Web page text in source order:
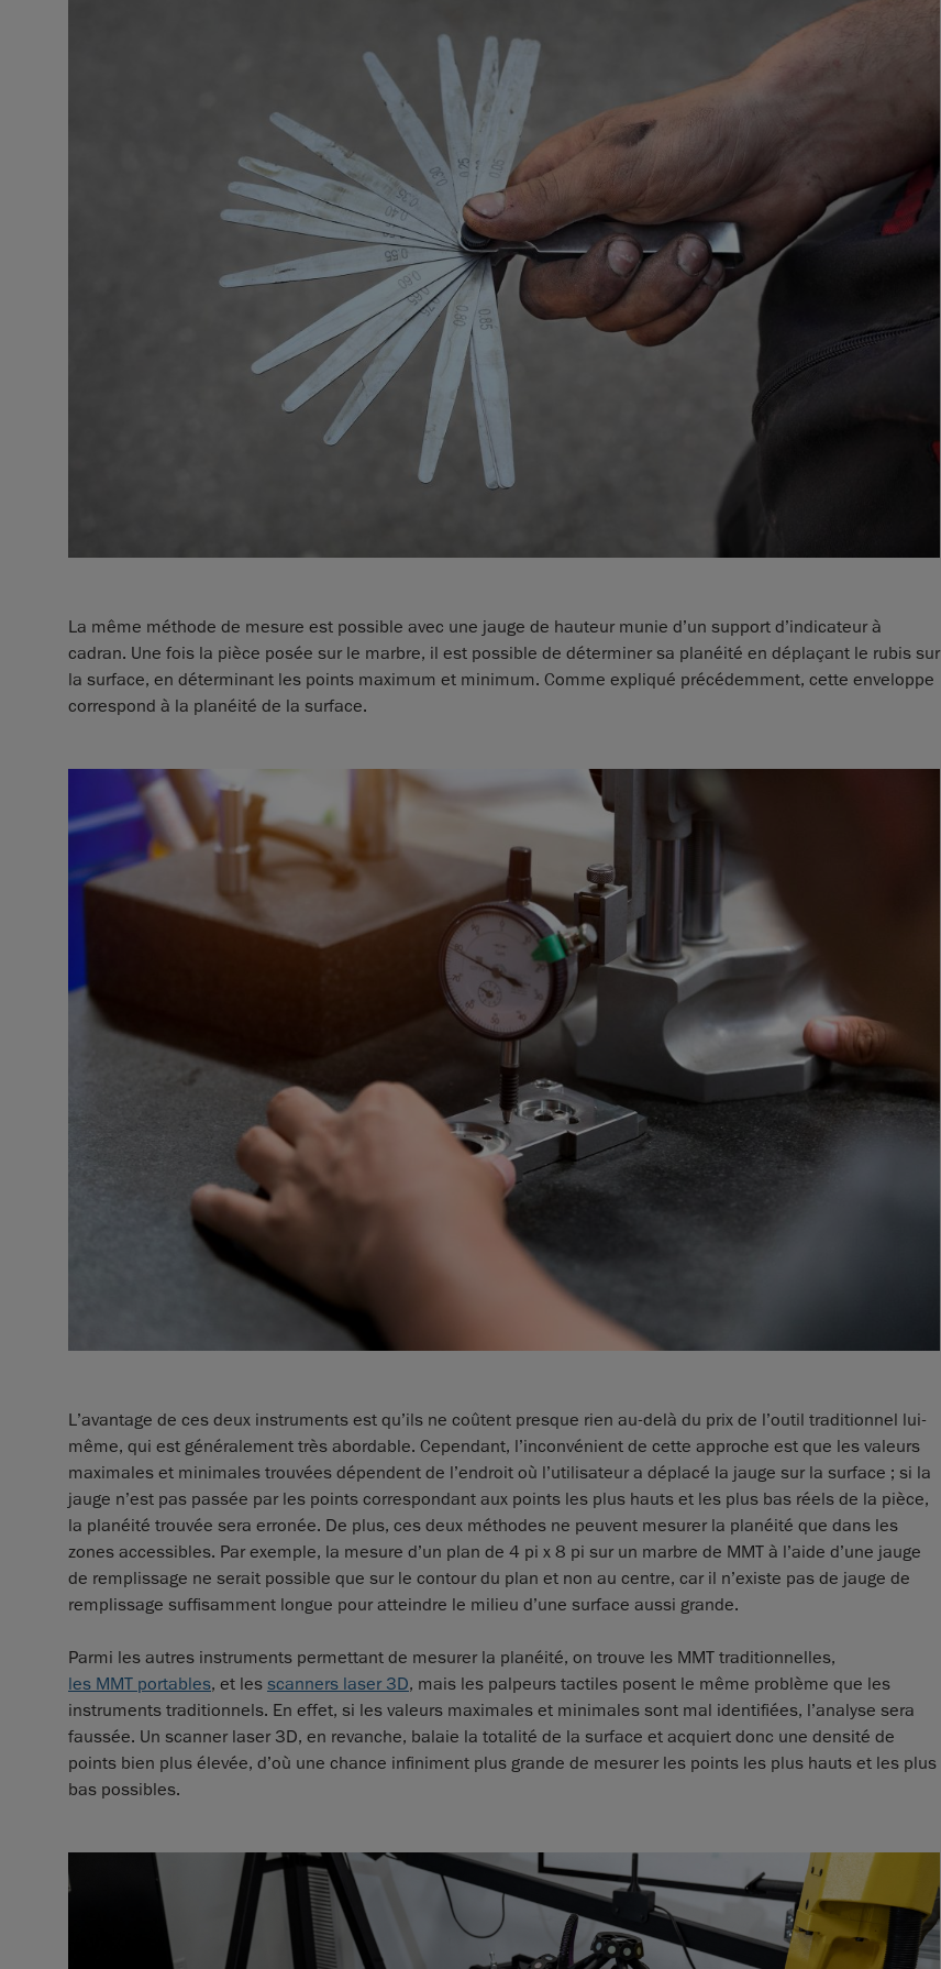
La même méthode de mesure est possible avec une jauge de hauteur munie d’un support d’indicateur à
cadran. Une fois la pièce posée sur le marbre, il est possible de déterminer sa planéité en déplaçant le rubis sur
la surface, en déterminant les points maximum et minimum. Comme expliqué précédemment, cette enveloppe
correspond à la planéité de la surface.
L’avantage de ces deux instruments est qu’ils ne coûtent presque rien au-delà du prix de l’outil traditionnel lui-
même, qui est généralement très abordable. Cependant, l’inconvénient de cette approche est que les valeurs
maximales et minimales trouvées dépendent de l’endroit où l’utilisateur a déplacé la jauge sur la surface ; si la
jauge n’est pas passée par les points correspondant aux points les plus hauts et les plus bas réels de la pièce,
la planéité trouvée sera erronée. De plus, ces deux méthodes ne peuvent mesurer la planéité que dans les
zones accessibles. Par exemple, la mesure d’un plan de 4 pi x 8 pi sur un marbre de MMT à l’aide d’une jauge
de remplissage ne serait possible que sur le contour du plan et non au centre, car il n’existe pas de jauge de
remplissage suffisamment longue pour atteindre le milieu d’une surface aussi grande.
Parmi les autres instruments permettant de mesurer la planéité, on trouve les MMT traditionnelles,
les MMT portables, et les scanners laser 3D, mais les palpeurs tactiles posent le même problème que les
instruments traditionnels. En effet, si les valeurs maximales et minimales sont mal identifiées, l’analyse sera
faussée. Un scanner laser 3D, en revanche, balaie la totalité de la surface et acquiert donc une densité de
points bien plus élevée, d’où une chance infiniment plus grande de mesurer les points les plus hauts et les plus
bas possibles.